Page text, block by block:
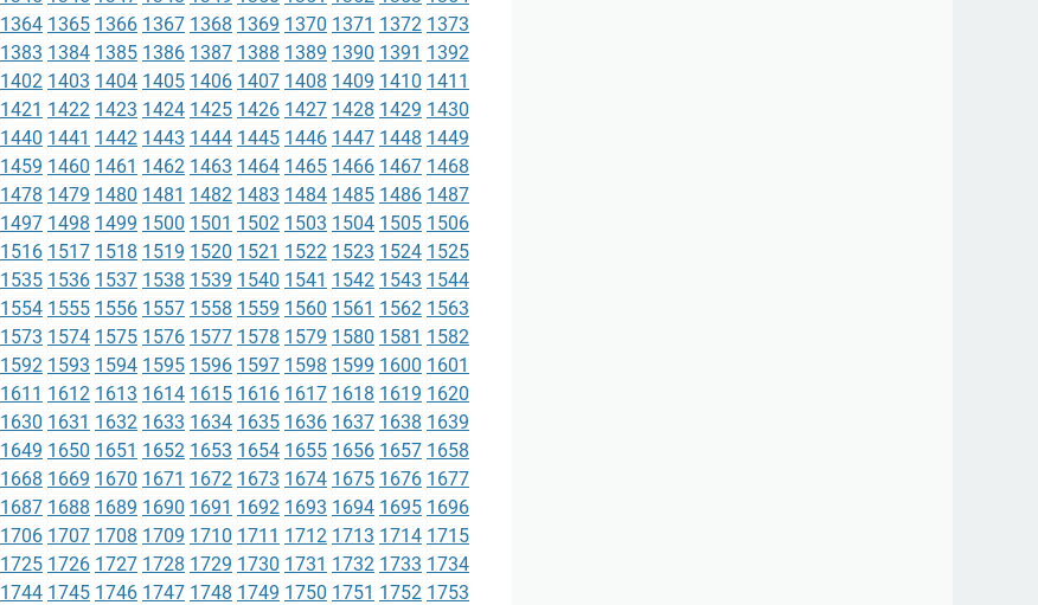
1364 1365 1366 1367 1368 1369 1370 1371 1372 1373
1383 1384 1385 1386 1387 1388 1389 1390 1391 1392
1402 1403 1404 1405 1406 1407 1408 1409 1410 1411
1421 1422 1423 1424 1425 1426 1427 1428 1429 1430
1440 1441 1442 1443 1444 1445 1446 1447 1448 1449
1459 1460 1461 1462 1463 1464 1465 1466 1467 1468
1478 1479 1480 1481 1482 1483 1484 1485 1486 1487
1497 1498 1499 1500 1501 1502 1503 1504 1505 1506
1516 1517 1518 1519 1520 1521 1522 1523 1524 1525
1535 1536 1537 1538 1539 1540 1541 1542 1543 1544
1554 1555 1556 1557 1558 1559 1560 1561 1562 1563
1573 1574 1575 1576 1577 1578 1579 1580 1581 1582
1592 1593 1594 1595 1596 1597 1598 1599 1600 1601
1611 1612 1613 1614 1615 1616 1617 1618 1619 1620
1630 1631 1632 1633 1634 1635 1636 1637 1638 1639
1649 1650 1651 1652 1653 1654 1655 1656 1657 1658
1668 1669 1670 1671 1672 1673 1674 1675 1676 1677
1687 1688 1689 1690 1691 1692 1693 1694 1695 1696
1706 1707 1708 1709 1710 1711 1712 1713 1714 1715
1725 1726 1727 1728 1729 1730 1731 1732 1733 1734
1744 1745 1746 1747 1748 1749 1750 1751 1752 1753